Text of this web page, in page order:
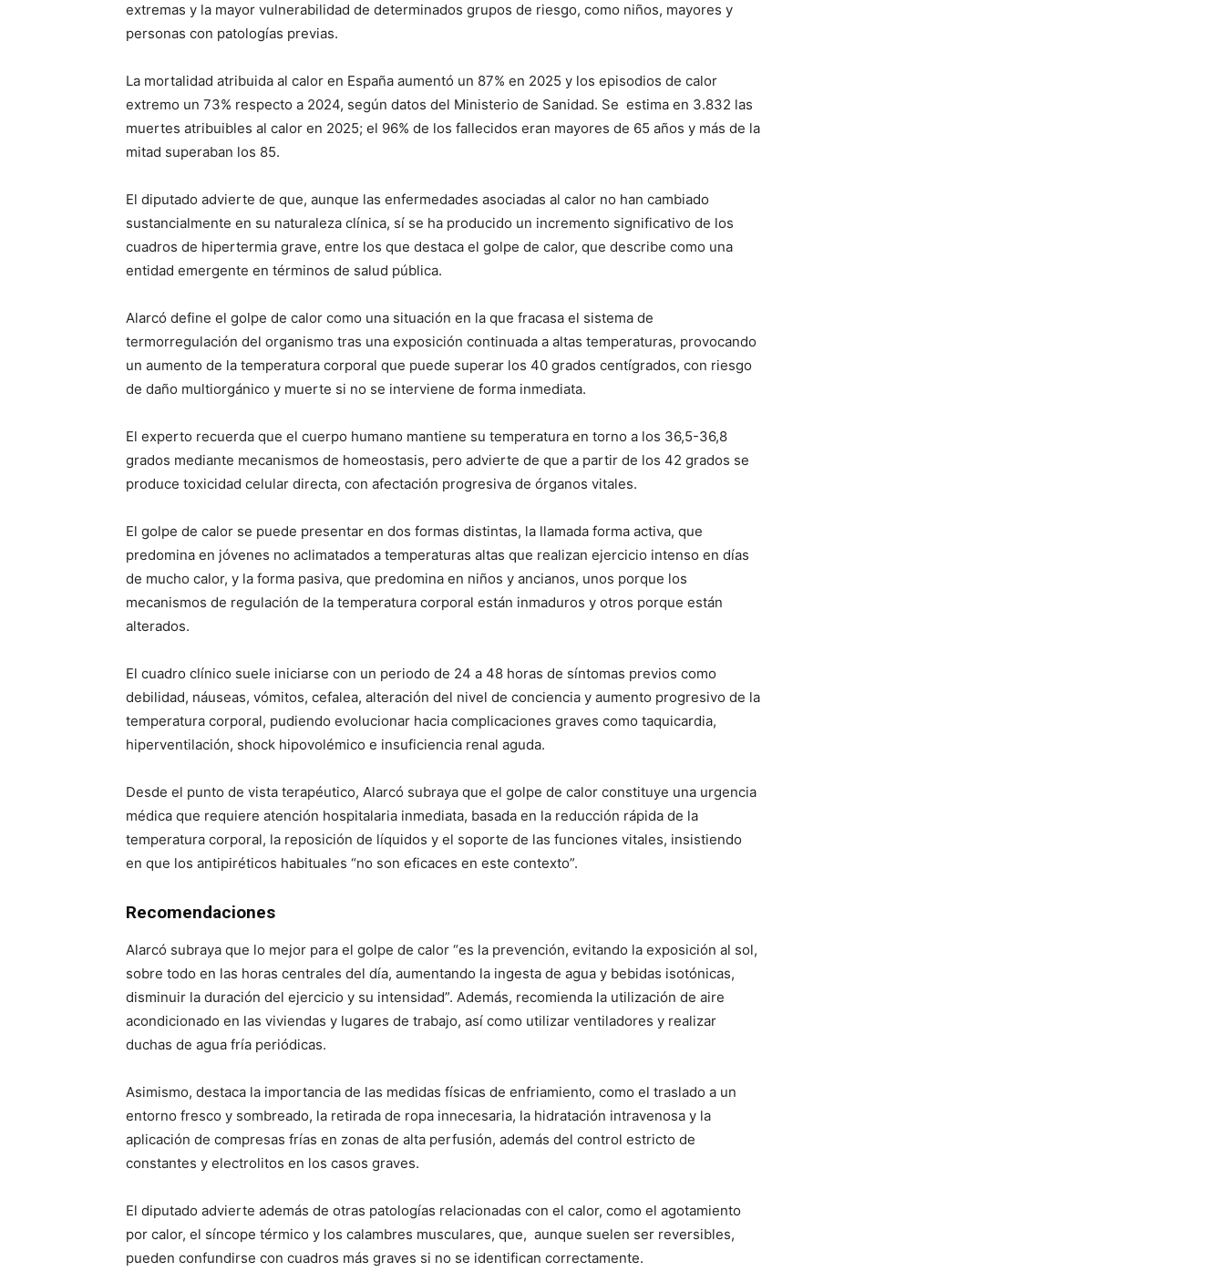
extremas y la mayor vulnerabilidad de determinados grupos de riesgo, como niños, mayores y
personas con patologías previas.
La mortalidad atribuida al calor en España aumentó un 87% en 2025 y los episodios de calor
extremo un 73% respecto a 2024, según datos del Ministerio de Sanidad. Se estima en 3.832 las
muertes atribuibles al calor en 2025; el 96% de los fallecidos eran mayores de 65 años y más de la
mitad superaban los 85.
El diputado advierte de que, aunque las enfermedades asociadas al calor no han cambiado
sustancialmente en su naturaleza clínica, sí se ha producido un incremento significativo de los
cuadros de hipertermia grave, entre los que destaca el golpe de calor, que describe como una
entidad emergente en términos de salud pública.
Alarcó define el golpe de calor como una situación en la que fracasa el sistema de
termorregulación del organismo tras una exposición continuada a altas temperaturas, provocando
un aumento de la temperatura corporal que puede superar los 40 grados centígrados, con riesgo
de daño multiorgánico y muerte si no se interviene de forma inmediata.
El experto recuerda que el cuerpo humano mantiene su temperatura en torno a los 36,5-36,8
grados mediante mecanismos de homeostasis, pero advierte de que a partir de los 42 grados se
produce toxicidad celular directa, con afectación progresiva de órganos vitales.
El golpe de calor se puede presentar en dos formas distintas, la llamada forma activa, que
predomina en jóvenes no aclimatados a temperaturas altas que realizan ejercicio intenso en días
de mucho calor, y la forma pasiva, que predomina en niños y ancianos, unos porque los
mecanismos de regulación de la temperatura corporal están inmaduros y otros porque están
alterados.
El cuadro clínico suele iniciarse con un periodo de 24 a 48 horas de síntomas previos como
debilidad, náuseas, vómitos, cefalea, alteración del nivel de conciencia y aumento progresivo de la
temperatura corporal, pudiendo evolucionar hacia complicaciones graves como taquicardia,
hiperventilación, shock hipovolémico e insuficiencia renal aguda.
Desde el punto de vista terapéutico, Alarcó subraya que el golpe de calor constituye una urgencia
médica que requiere atención hospitalaria inmediata, basada en la reducción rápida de la
temperatura corporal, la reposición de líquidos y el soporte de las funciones vitales, insistiendo
en que los antipiréticos habituales “no son eficaces en este contexto”.
Recomendaciones
Alarcó subraya que lo mejor para el golpe de calor “es la prevención, evitando la exposición al sol,
sobre todo en las horas centrales del día, aumentando la ingesta de agua y bebidas isotónicas,
disminuir la duración del ejercicio y su intensidad”. Además, recomienda la utilización de aire
acondicionado en las viviendas y lugares de trabajo, así como utilizar ventiladores y realizar
duchas de agua fría periódicas.
Asimismo, destaca la importancia de las medidas físicas de enfriamiento, como el traslado a un
entorno fresco y sombreado, la retirada de ropa innecesaria, la hidratación intravenosa y la
aplicación de compresas frías en zonas de alta perfusión, además del control estricto de
constantes y electrolitos en los casos graves.
El diputado advierte además de otras patologías relacionadas con el calor, como el agotamiento
por calor, el síncope térmico y los calambres musculares, que, aunque suelen ser reversibles,
pueden confundirse con cuadros más graves si no se identifican correctamente.